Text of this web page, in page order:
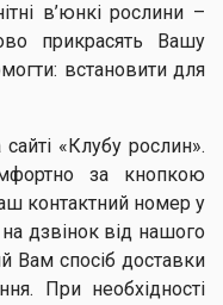
в’юнкі рослини –
прикрасять Вашу
встановити для
«Клубу рослин».
за кнопкою
контактний номер у
дзвінок від нашого
Вам спосіб доставки
При необхідності